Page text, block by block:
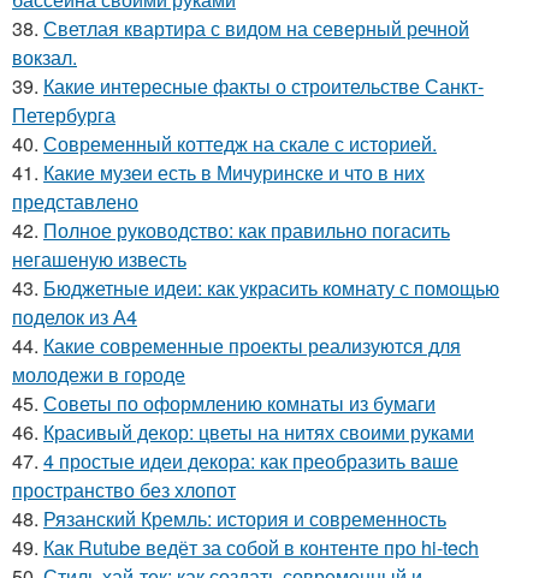
38. Светлая квартира с видом на северный речной
вокзал.
39. Какие интересные факты о строительстве Санкт-
Петербурга
40. Современный коттедж на скале с историей.
41. Какие музеи есть в Мичуринске и что в них
представлено
42. Полное руководство: как правильно погасить
негашеную известь
43. Бюджетные идеи: как украсить комнату с помощью
поделок из А4
44. Какие современные проекты реализуются для
молодежи в городе
45. Советы по оформлению комнаты из бумаги
46. Красивый декор: цветы на нитях своими руками
47. 4 простые идеи декора: как преобразить ваше
пространство без хлопот
48. Рязанский Кремль: история и современность
49. Как Rutube ведёт за собой в контенте про hi-tech